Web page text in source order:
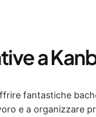
a
fantastiche
e a organizzare